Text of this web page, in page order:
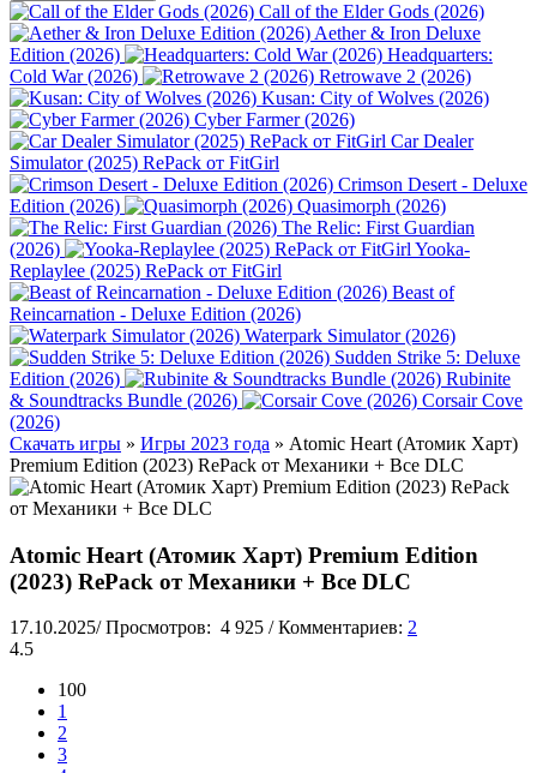
Call of the Elder Gods (2026)
Aether & Iron Deluxe
Edition (2026)
Headquarters:
Cold War (2026)
Retrowave 2 (2026)
Kusan: City of Wolves (2026)
Cyber Farmer (2026)
Car Dealer
Simulator (2025) RePack от FitGirl
Crimson Desert - Deluxe
Edition (2026)
Quasimorph (2026)
The Relic: First Guardian
(2026)
Yooka-
Replaylee (2025) RePack от FitGirl
Beast of
Reincarnation - Deluxe Edition (2026)
Waterpark Simulator (2026)
Sudden Strike 5: Deluxe
Edition (2026)
Rubinite
& Soundtracks Bundle (2026)
Corsair Cove
(2026)
Скачать игры » Игры 2023 года » Atomic Heart (Атомик Харт)
Premium Edition (2023) RePack от Механики + Все DLC
Atomic Heart (Атомик Харт) Premium Edition
(2023) RePack от Механики + Все DLC
17.10.2025/ Просмотров: 4 925 / Комментариев: 2
4.5
100
1
2
3